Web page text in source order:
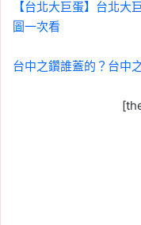
【台北大巨蛋】台北
圖一次看
台中之鑽誰蓋的？台中